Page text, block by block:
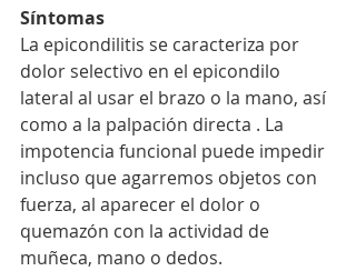
Síntomas
La epicondilitis se caracteriza por
dolor selectivo en el epicondilo
lateral al usar el brazo o la mano, así
como a la palpación directa . La
impotencia funcional puede impedir
incluso que agarremos objetos con
fuerza, al aparecer el dolor o
quemazón con la actividad de
muñeca, mano o dedos.